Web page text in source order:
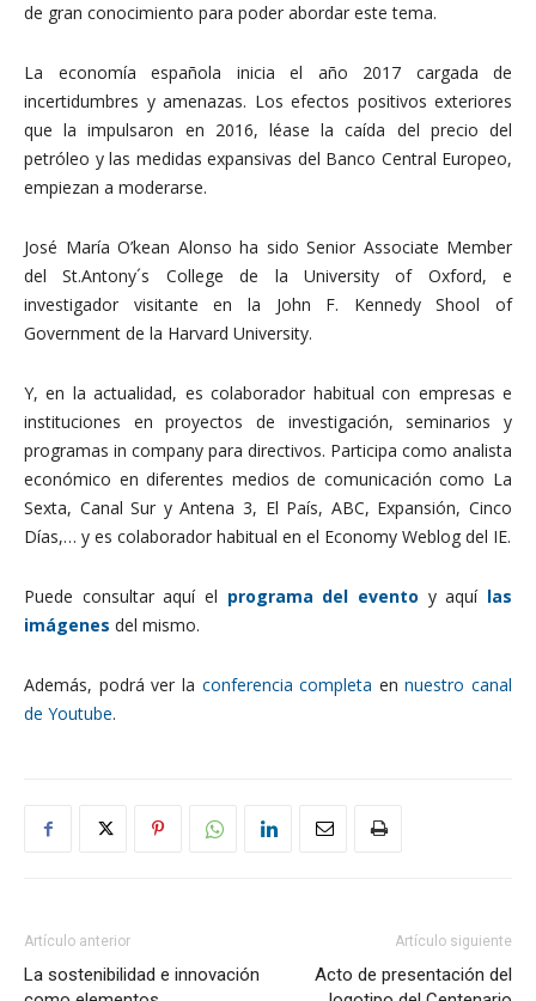
de gran conocimiento para poder abordar este tema.
La economía española inicia el año 2017 cargada de
incertidumbres y amenazas. Los efectos positivos exteriores
que la impulsaron en 2016, léase la caída del precio del
petróleo y las medidas expansivas del Banco Central Europeo,
empiezan a moderarse.
José María O’kean Alonso ha sido Senior Associate Member
del St.Antony´s College de la University of Oxford, e
investigador visitante en la John F. Kennedy Shool of
Government de la Harvard University.
Y, en la actualidad, es colaborador habitual con empresas e
instituciones en proyectos de investigación, seminarios y
programas in company para directivos. Participa como analista
económico en diferentes medios de comunicación como La
Sexta, Canal Sur y Antena 3, El País, ABC, Expansión, Cinco
Días,… y es colaborador habitual en el Economy Weblog del IE.
Puede consultar aquí el programa del evento y aquí las
imágenes del mismo.
Además, podrá ver la conferencia completa ennuestro canal
de Youtube.
Artículo anterior
La sostenibilidad e innovación
Artículo siguiente
Acto de presentación del